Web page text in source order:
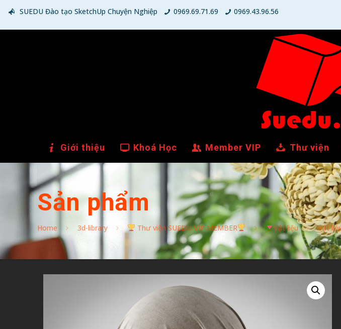
SUEDU Đào tạo SketchUp Chuyện Nghiệp 0969.69.71.69 0969.43.96.56
Giới thiệu Khoá Học Member VIP Thư viện
Sản phẩm
Home 3d-library Thư viện SUEDU VIP MEMBER Vật liệu Vật